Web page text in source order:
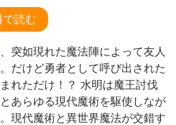
で読む
突如現れた魔法陣によって友人
だけど勇者として呼び出された
れただけ！？ 水明は魔王討伐
あらゆる現代魔術を駆使しなが
現代魔術と異世界魔法が交錯す